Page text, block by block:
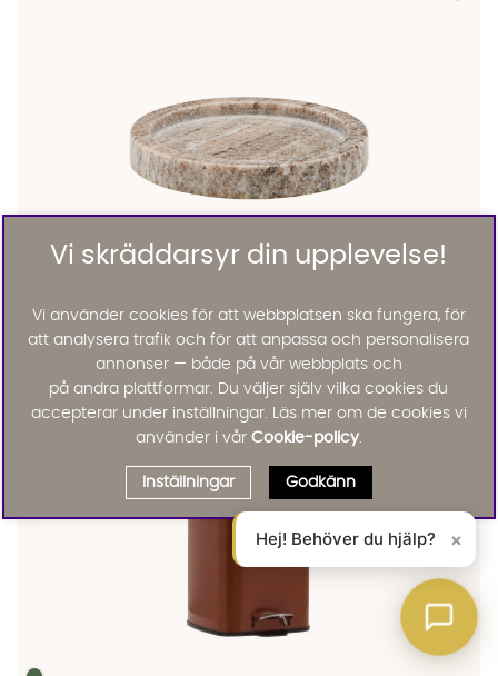
MARBLE Bricka Rund Small
365 :-
Vi skräddarsyr din upplevelse!
Vi använder cookies för att webbplatsen ska fungera, för
att analysera trafik och för att anpassa och personalisera
annonser — både på vår webbplats och
på andra plattformar. Du väljer själv vilka cookies du
accepterar under inställningar. Läs mer om de cookies vi
använder i vår Cookie-policy.
Inställningar Godkänn
Hej! Behöver du hjälp? ×